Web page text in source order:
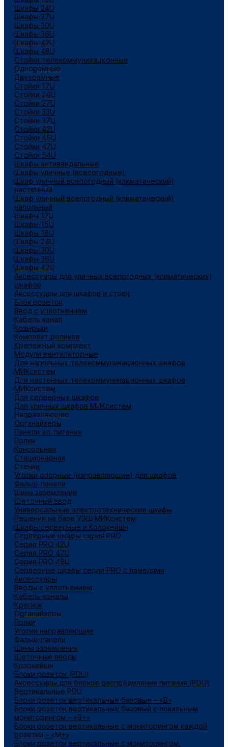
Шкафы 24U
Шкафы 27U
Шкафы 30U
Шкафы 36U
Шкафы 42U
Шкафы 48U
Стойки телекоммуникационные
Однорамные
Двухрамные
Стойки 17U
Стойки 24U
Стойки 27U
Стойки 33U
Стойки 37U
Стойки 42U
Стойки 45U
Стойки 47U
Стойки 54U
Шкафы антивандальные
Шкафы уличные (всепогодные)
Шкаф уличный всепогодный (климатический)
настенный
Шкаф уличный всепогодный (климатический)
напольный
Шкафы 12U
Шкафы 15U
Шкафы 18U
Шкафы 24U
Шкафы 30U
Шкафы 36U
Шкафы 42U
Аксессуары для уличных всепогодных (климатических)
шкафов
Аксессуары для шкафов и стоек
Блок розеток
Ввод с уплотнением
Кабель канал
Козырьки
Комплект роликов
Крепежный комплект
Модули вентиляторные
Для напольных телекоммуникационных шкафов
МИКсистем
Для настенных телекоммуникационных шкафов
МИКсистем
Для серверных шкафов
Для уличных шкафов МИКсистем
Направляющие
Органайзеры
Панели эл. питания
Полки
Консольная
Стационарная
Стенки
Уголки опорные (направляющие) для шкафов
Фальш-панели
Шина заземления
Щеточный ввод
Универсальные электротехнические шкафы
Решения на базе УЭШ МИКсистем
Шкафы серверные и Колокейшн
Серверные шкафы серия PRO
Серия PRO 42U
Серия PRO 47U
Серия PRO 48U
Серверные шкафы серии PRO с ламелями
Аксессуары
Вводы с уплотнением
Кабель-каналы
Крепеж
Органайзеры
Полки
Уголки направляющие
Фальш-панели
Шины заземления
Щеточные вводы
Колокейшн
Блоки розеток (PDU)
Аксессуары для блоков распределения питания (PDU)
Вертикальные PDU
Блоки розеток вертикальные базовые – «В»
Блоки розеток вертикальные базовый с локальным
мониторингом – «В+»
Блоки розеток вертикальные с мониторингом каждой
розетки – «М+»
Блоки розеток вертикальные с мониторингом,